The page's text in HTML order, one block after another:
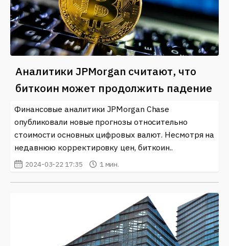
Аналитики JPMorgan считают, что
биткоин может продолжить падение
Финансовые аналитики JPMorgan Chase
опубликовали новые прогнозы относительно
стоимости основных цифровых валют. Несмотря на
недавнюю корректировку цен, биткоин..
2024-03-22 17:35 1 мин.